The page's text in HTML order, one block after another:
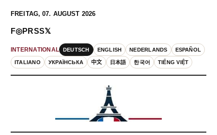
FREITAG, 07. AUGUST 2026
INTERNATIONAL DEUTSCH ENGLISH NEDERLANDS ESPAÑOL
ITALIANO УКРАЇНСЬКА 中文 日本語 한국어 TIẾNG VIỆT
F◎PRSS𝕏